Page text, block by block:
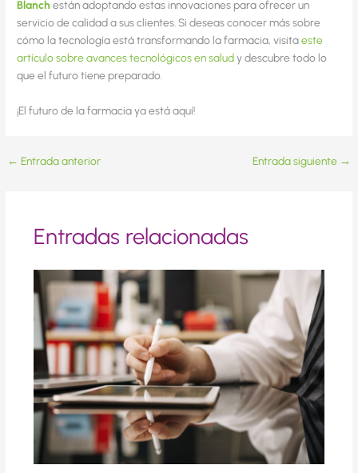
Blanch están adoptando estas innovaciones para ofrecer un
servicio de calidad a sus clientes. Si deseas conocer más sobre
cómo la tecnología está transformando la farmacia, visitaeste
artículo sobre avances tecnológicos en saludy descubre todo lo
que el futuro tiene preparado.
¡El futuro de la farmacia ya está aquí!
← Entrada anterior Entrada siguiente →
Entradas relacionadas